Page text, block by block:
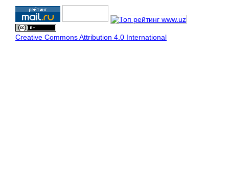
Creative Commons Attribution 4.0 International